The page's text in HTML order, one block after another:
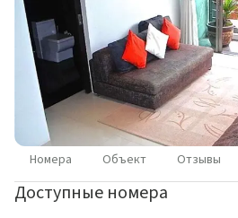
Номера Объект Отзывы
Доступные номера